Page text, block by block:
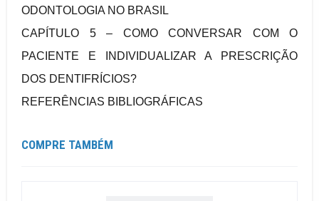
ODONTOLOGIA NO BRASIL
CAPÍTULO 5 – COMO CONVERSAR COM O
PACIENTE E INDIVIDUALIZAR A PRESCRIÇÃO
DOS DENTIFRÍCIOS?
REFERÊNCIAS BIBLIOGRÁFICAS
COMPRE TAMBÉM